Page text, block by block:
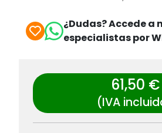
¿Dudas? Accede a
especialistas por
61,50 €
(IVA